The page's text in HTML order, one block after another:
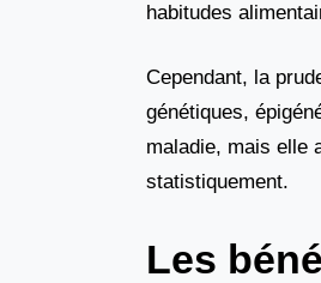
habitudes
Cependant, la
génétiques,
maladie, mais elle
statistiquement.
Les